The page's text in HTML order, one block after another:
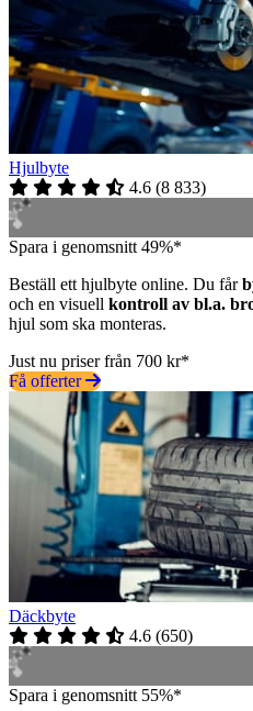
Hjulbyte
4.6 (8 833)
Spara i genomsnitt 49%*
Beställ ett hjulbyte online. Du får
och en visuell kontroll av bl.a.
hjul som ska monteras.
Just nu priser från 700 kr*
Få offerter
Däckbyte
4.6 (650)
Spara i genomsnitt 55%*